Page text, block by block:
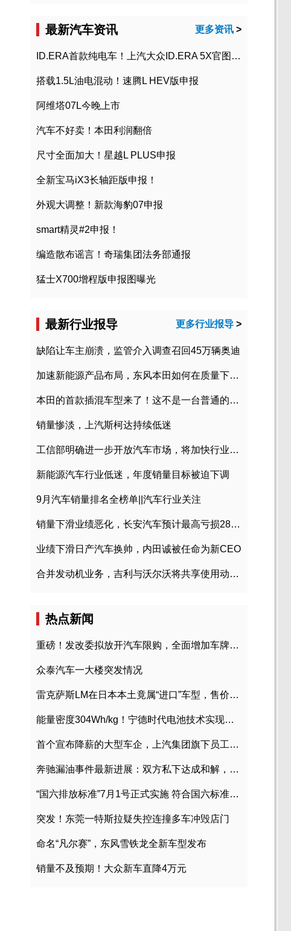
最新汽车资讯 更多资讯 >
ID.ERA首款纯电车！上汽大众ID.ERA 5X官图发布
搭载1.5L油电混动！速腾L HEV版申报
阿维塔07L今晚上市
汽车不好卖！本田利润翻倍
尺寸全面加大！星越L PLUS申报
全新宝马iX3长轴距版申报！
外观大调整！新款海豹07申报
smart精灵#2申报！
编造散布谣言！奇瑞集团法务部通报
猛士X700增程版申报图曝光
最新行业报导 更多行业报导 >
缺陷让车主崩溃，监管介入调查召回45万辆奥迪
加速新能源产品布局，东风本田如何在质量下转型？
本田的首款插混车型来了！这不是一台普通的CR-V
销量惨淡，上汽斯柯达持续低迷
工信部明确进一步开放汽车市场，将加快行业兼并重组
新能源汽车行业低迷，年度销量目标被迫下调
9月汽车销量排名全榜单||汽车行业关注
销量下滑业绩恶化，长安汽车预计最高亏损28亿元
业绩下滑日产汽车换帅，内田诚被任命为新CEO
合并发动机业务，吉利与沃尔沃将共享使用动力总成
热点新闻
重磅！发改委拟放开汽车限购，全面增加车牌指标
众泰汽车一大楼突发情况
雷克萨斯LM在日本本土竟属“进口”车型，售价2580万日元
能量密度304Wh/kg！宁德时代电池技术实现突破
首个宣布降薪的大型车企，上汽集团旗下员工降薪文件曝光
奔驰漏油事件最新进展：双方私下达成和解，工商已介入调查
“国六排放标准”7月1号正式实施 符合国六标准车型目录一览
突发！东莞一特斯拉疑失控连撞多车冲毁店门
命名“凡尔赛”，东风雪铁龙全新车型发布
销量不及预期！大众新车直降4万元